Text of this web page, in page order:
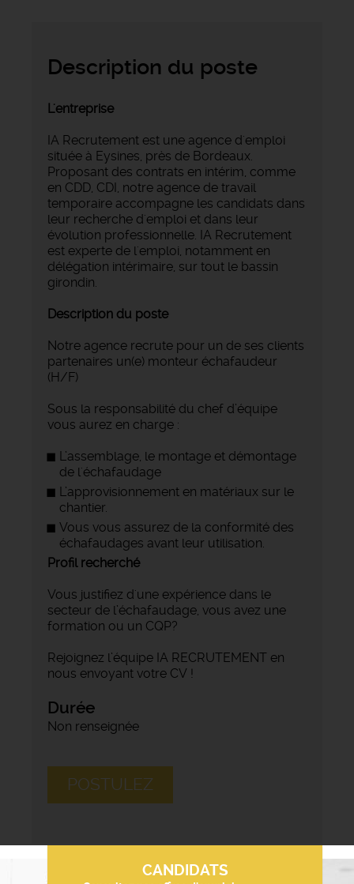
Description du poste
L'entreprise
IA Recrutement est une agence d'emploi
située à Eysines, près de Bordeaux.
Proposant des contrats en intérim, comme
en CDD, CDI, notre agence de travail
temporaire accompagne les candidats dans
leur recherche d'emploi et dans leur
évolution professionnelle. IA Recrutement
est experte de l'emploi, notamment en
délégation intérimaire, sur tout le bassin
girondin.
Description du poste
Notre agence recrute pour un de ses clients
partenaires un(e) monteur échafaudeur
(H/F)
Sous la responsabilité du chef d’équipe
vous aurez en charge :
L’assemblage, le montage et démontage
de l'échafaudage
L’approvisionnement en matériaux sur le
chantier.
Vous vous assurez de la conformité des
échafaudages avant leur utilisation.
Profil recherché
Vous justifiez d'une expérience dans le
secteur de l’échafaudage, vous avez une
formation ou un CQP?
Rejoignez l’équipe IA RECRUTEMENT en
nous envoyant votre CV !
Durée
Non renseignée
POSTULEZ
CANDIDATS